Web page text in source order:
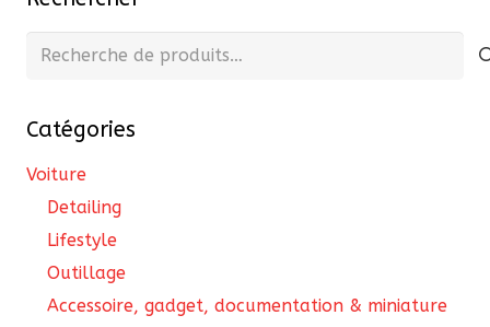
Recherche
Catégories
Voiture
Detailing
Lifestyle
Outillage
Accessoire, gadget, documentation & miniature